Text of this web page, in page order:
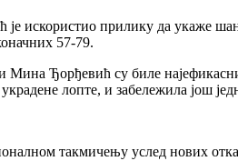
искористио прилику да укаже
57-79.
Ђорђевић су биле
лопте, и забележила још
такмичењу услед нових